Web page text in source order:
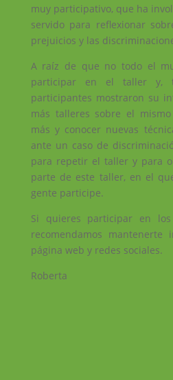
muy participativo, que ha
servido para reflexionar
prejuicios y las
A raíz de que no todo el
participar en el taller y,
participantes mostraron su
más talleres sobre el
más y conocer nuevas
ante un caso de
para repetir el taller y para
parte de este taller, en el
gente participe.
Si quieres participar en
recomendamos mantenerte
página web y redes sociales.
Roberta